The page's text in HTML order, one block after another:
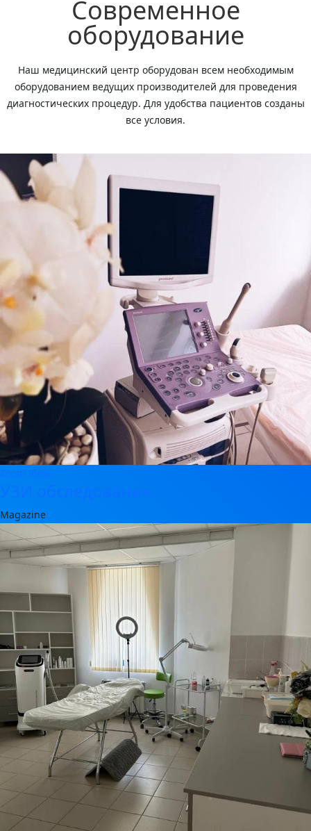
Современное
оборудование
Наш медицинский центр оборудован всем необходимым
оборудованием ведущих производителей для проведения
диагностических процедур. Для удобства пациентов созданы
все условия.
Magazine